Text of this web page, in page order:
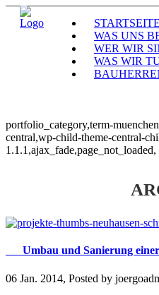
STARTSEITE
WAS UNS
WER WIR
WAS WIR
portfolio_category,term-
central,wp-child-theme-central-
1.1.1,ajax_fade,page_not_loaded,
Umbau und Sanierung einer
06 Jan. 2014, Posted by